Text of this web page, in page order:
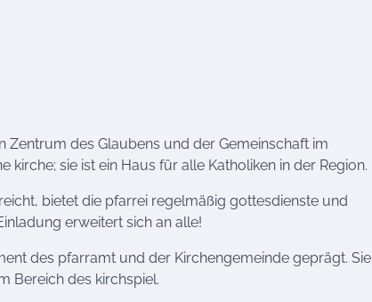
des Glaubens und der Gemeinschaft im
kirche; sie ist ein Haus für alle Katholiken in der Region.
bietet die pfarrei regelmäßig gottesdienste und
erweitert sich an alle!
des pfarramt und der Kirchengemeinde geprägt. Sie
Bereich des kirchspiel.